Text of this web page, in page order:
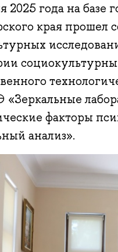
2025 года на
края
факторы
анализ».